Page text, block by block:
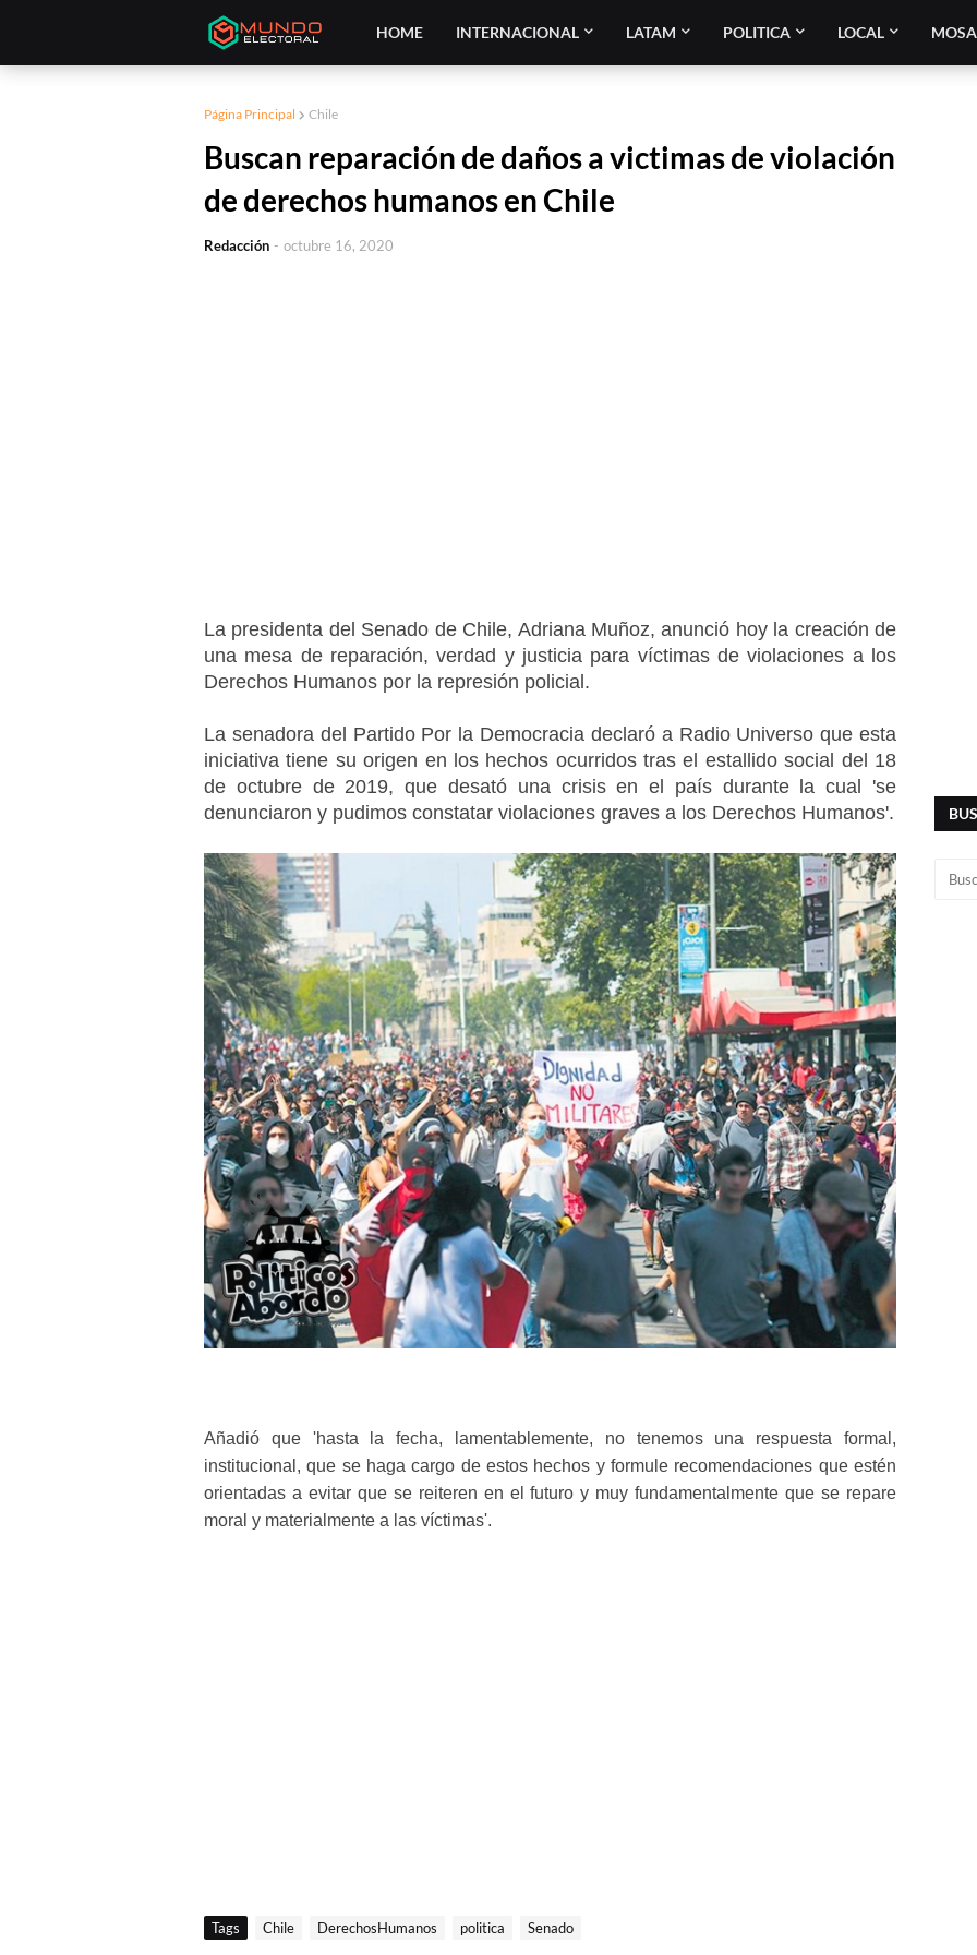
HOME INTERNACIONAL LATAM POLITICA LOCAL
Página Principal Chile
Buscan reparación de daños a victimas de violación
de derechos humanos en Chile
Redacción - octubre 16, 2020
La presidenta del Senado de Chile, Adriana Muñoz, anunció hoy la creación de
una mesa de reparación, verdad y justicia para víctimas de violaciones a los
Derechos Humanos por la represión policial.
La senadora del Partido Por la Democracia declaró a Radio Universo que esta
iniciativa tiene su origen en los hechos ocurridos tras el estallido social del 18
de octubre de 2019, que desató una crisis en el país durante la cual 'se
denunciaron y pudimos constatar violaciones graves a los Derechos Humanos'.
Añadió que 'hasta la fecha, lamentablemente, no tenemos una respuesta formal,
institucional, que se haga cargo de estos hechos y formule recomendaciones que estén
orientadas a evitar que se reiteren en el futuro y muy fundamentalmente que se repare
moral y materialmente a las víctimas'.
Tags Chile DerechosHumanos politica Senado